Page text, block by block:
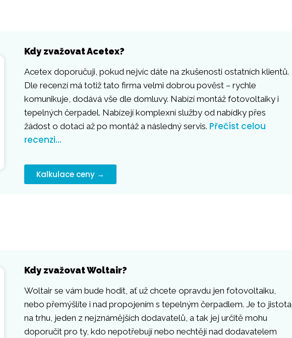
Kdy zvažovat Acetex?
Acetex doporučuji, pokud nejvíc dáte na zkušenosti ostatních klientů.
Dle recenzí má totiž tato firma velmi dobrou pověst – rychle
komunikuje, dodává vše dle domluvy. Nabízí montáž fotovoltaiky i
tepelných čerpadel. Nabízejí komplexní služby od nabídky přes
žádost o dotaci až po montáž a následný servis. Přečíst celou
recenzi…
Kalkulace ceny →
Kdy zvažovat Woltair?
Woltair se vám bude hodit, ať už chcete opravdu jen fotovoltaiku,
nebo přemýšlíte i nad propojením s tepelným čerpadlem. Je to jistota
na trhu, jeden z nejznámějších dodavatelů, a tak jej určitě mohu
doporučit pro ty, kdo nepotřebují nebo nechtějí nad dodavatelem